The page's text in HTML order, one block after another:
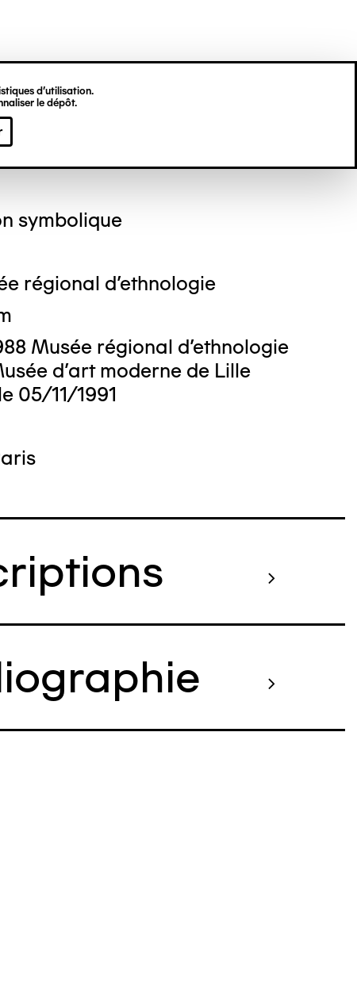
d’utilisation.
le dépôt.
LESAGE
symbolique
régional d'ethnologie
Musée régional d'ethnologie
d'art moderne de Lille
05/11/1991